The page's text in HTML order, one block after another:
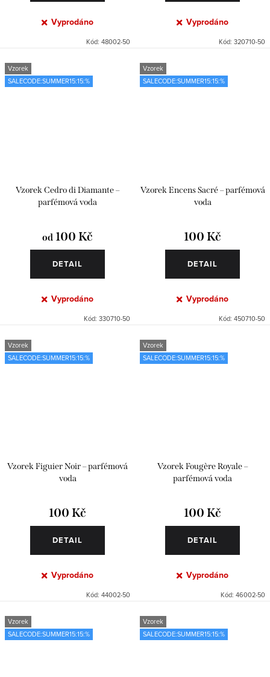
Vyprodáno
Kód: 48002-50
Vyprodáno
Kód: 320710-50
Vzorek
SALECODE:SUMMER15:15:%
Vzorek Cedro di Diamante –
parfémová voda
od 100 Kč
DETAIL
Vyprodáno
Kód: 330710-50
Vzorek
SALECODE:SUMMER15:15:%
Vzorek Encens Sacré – parfémová
voda
100 Kč
DETAIL
Vyprodáno
Kód: 450710-50
Vzorek
SALECODE:SUMMER15:15:%
Vzorek Figuier Noir – parfémová
voda
100 Kč
DETAIL
Vyprodáno
Kód: 44002-50
Vzorek
SALECODE:SUMMER15:15:%
Vzorek Fougère Royale –
parfémová voda
100 Kč
DETAIL
Vyprodáno
Kód: 46002-50
Vzorek
SALECODE:SUMMER15:15:%
Vzorek
SALECODE:SUMMER15:15:%